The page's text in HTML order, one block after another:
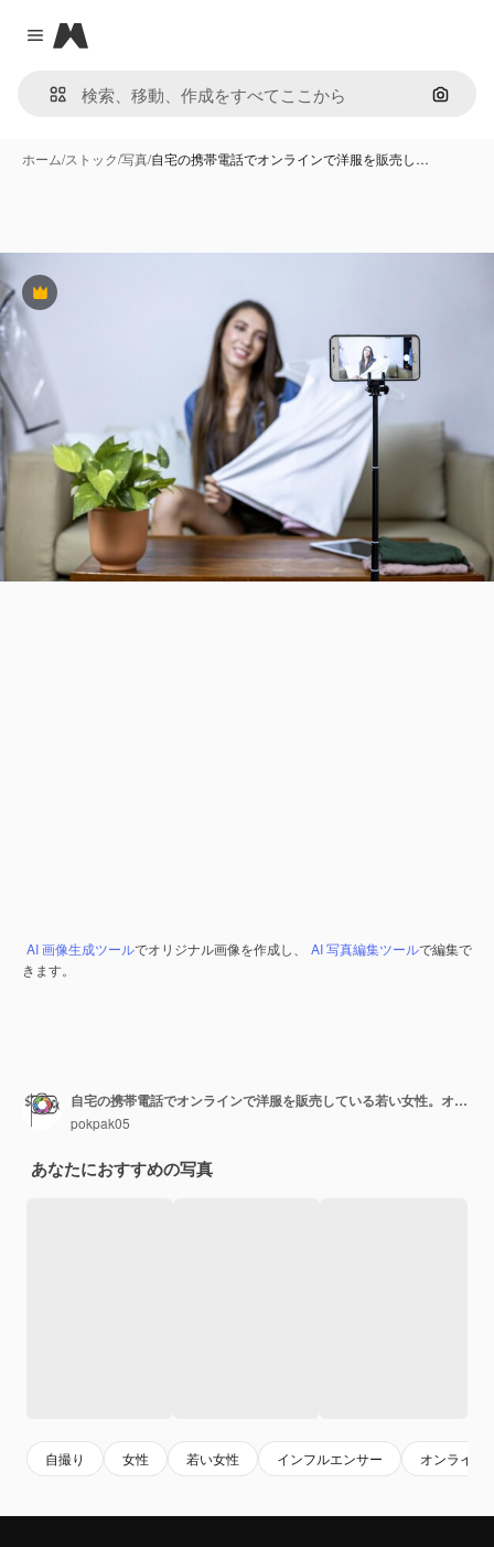
Close menu
Magnific
画像で
ホーム/ストック/写真/自宅の携帯電話でオンラインで洋服を販売し…
Premium
AI 画像生成ツールでオリジナル画像を作成し、 AI 写真編集ツールで編集で
きます。
自宅の携帯電話でオンラインで洋服を販売している若い女性。オンラインで物を売る。ライブ販売。
pokpak05
あなたにおすすめの写真
自撮り 女性 若い女性 インフルエンサー オンライン